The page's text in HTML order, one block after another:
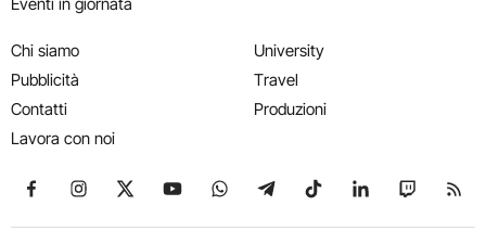
Chi siamo
Pubblicità
Contatti
Lavora con noi
University
Travel
Produzioni
Seguici su Facebook
Seguici su Instagram
Seguici su X
Seguici su YouTube
Seguici su WhatsApp
Seguici su Telegram
Seguici su TikTok
Seguici su
Seguici